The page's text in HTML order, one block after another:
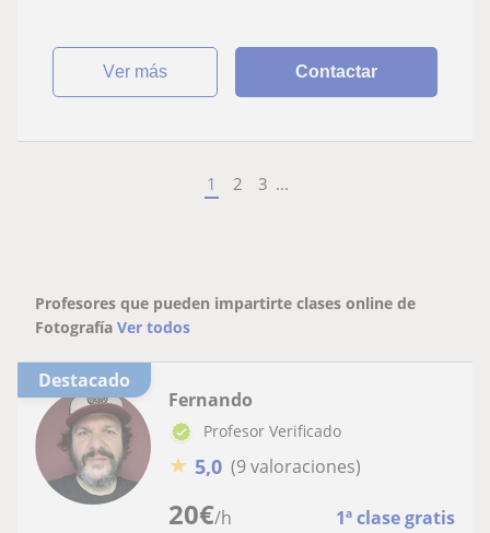
ver más Contactar
1 2 3 ...
Profesores que pueden impartirte clases online de
Fotografía Ver todos
Destacado
20€/h 1ª clase gratis
Fernando
Profesor Verificado
★ 5,0 (9 valoraciones)